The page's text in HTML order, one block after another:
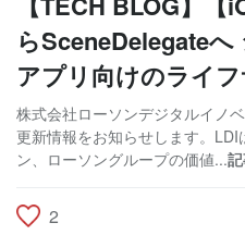
らSceneDelegate
アプリ向けのライ
株式会社ローソンデジタルイノ
更新情報をお知らせします。
ン、ローソングループの価値...
2